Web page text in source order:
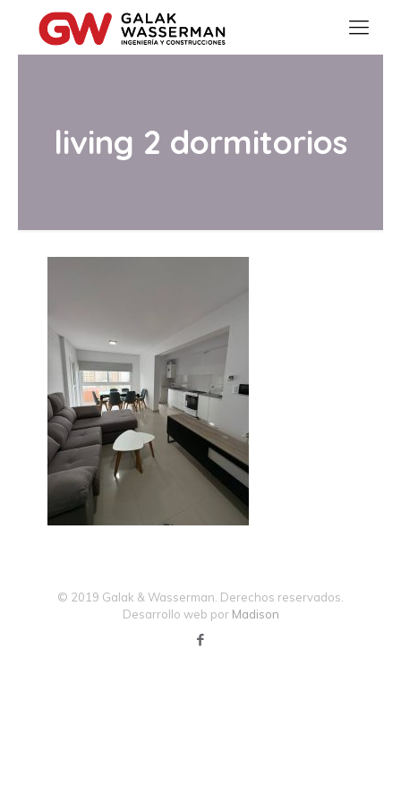
living 2 dormitorios
© 2019 Galak & Wasserman. Derechos reservados.
Desarrollo web por Madison